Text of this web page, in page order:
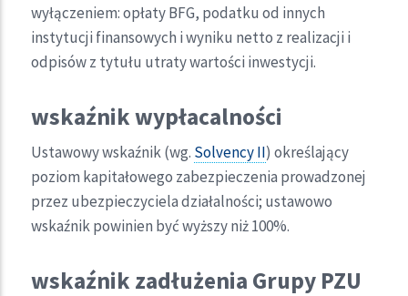
wyłączeniem: opłaty BFG, podatku od innych
instytucji finansowych i wyniku netto z realizacji i
odpisów z tytułu utraty wartości inwestycji.
wskaźnik wypłacalności
Ustawowy wskaźnik (wg. Solvency II) określający
poziom kapitałowego zabezpieczenia prowadzonej
przez ubezpieczyciela działalności; ustawowo
wskaźnik powinien być wyższy niż 100%.
wskaźnik zadłużenia Grupy PZU